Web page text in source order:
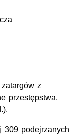
z
przestępstwa,
309 podejrzanych